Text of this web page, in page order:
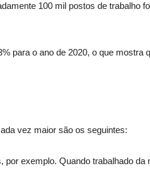
100 mil postos de trabalho
para o ano de 2020, o que mostra
vez maior são os seguintes:
exemplo. Quando trabalhado